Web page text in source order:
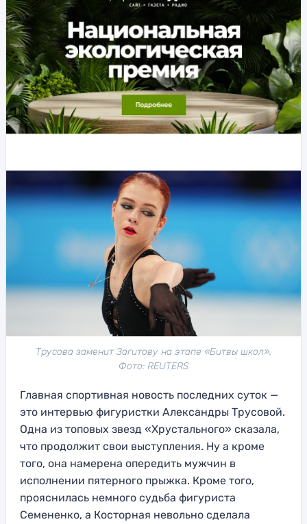
Трусова заменит Загитову на этапе «Битвы школ».
Фото: REUTERS
Главная спортивная новость последних суток —
это интервью фигуристки Александры Трусовой.
Одна из топовых звезд «Хрустального» сказала,
что продолжит свои выступления. Ну а кроме
того, она намерена опередить мужчин в
исполнении пятерного прыжка. Кроме того,
прояснилась немного судьба фигуриста
Семененко, а Косторная невольно сделала